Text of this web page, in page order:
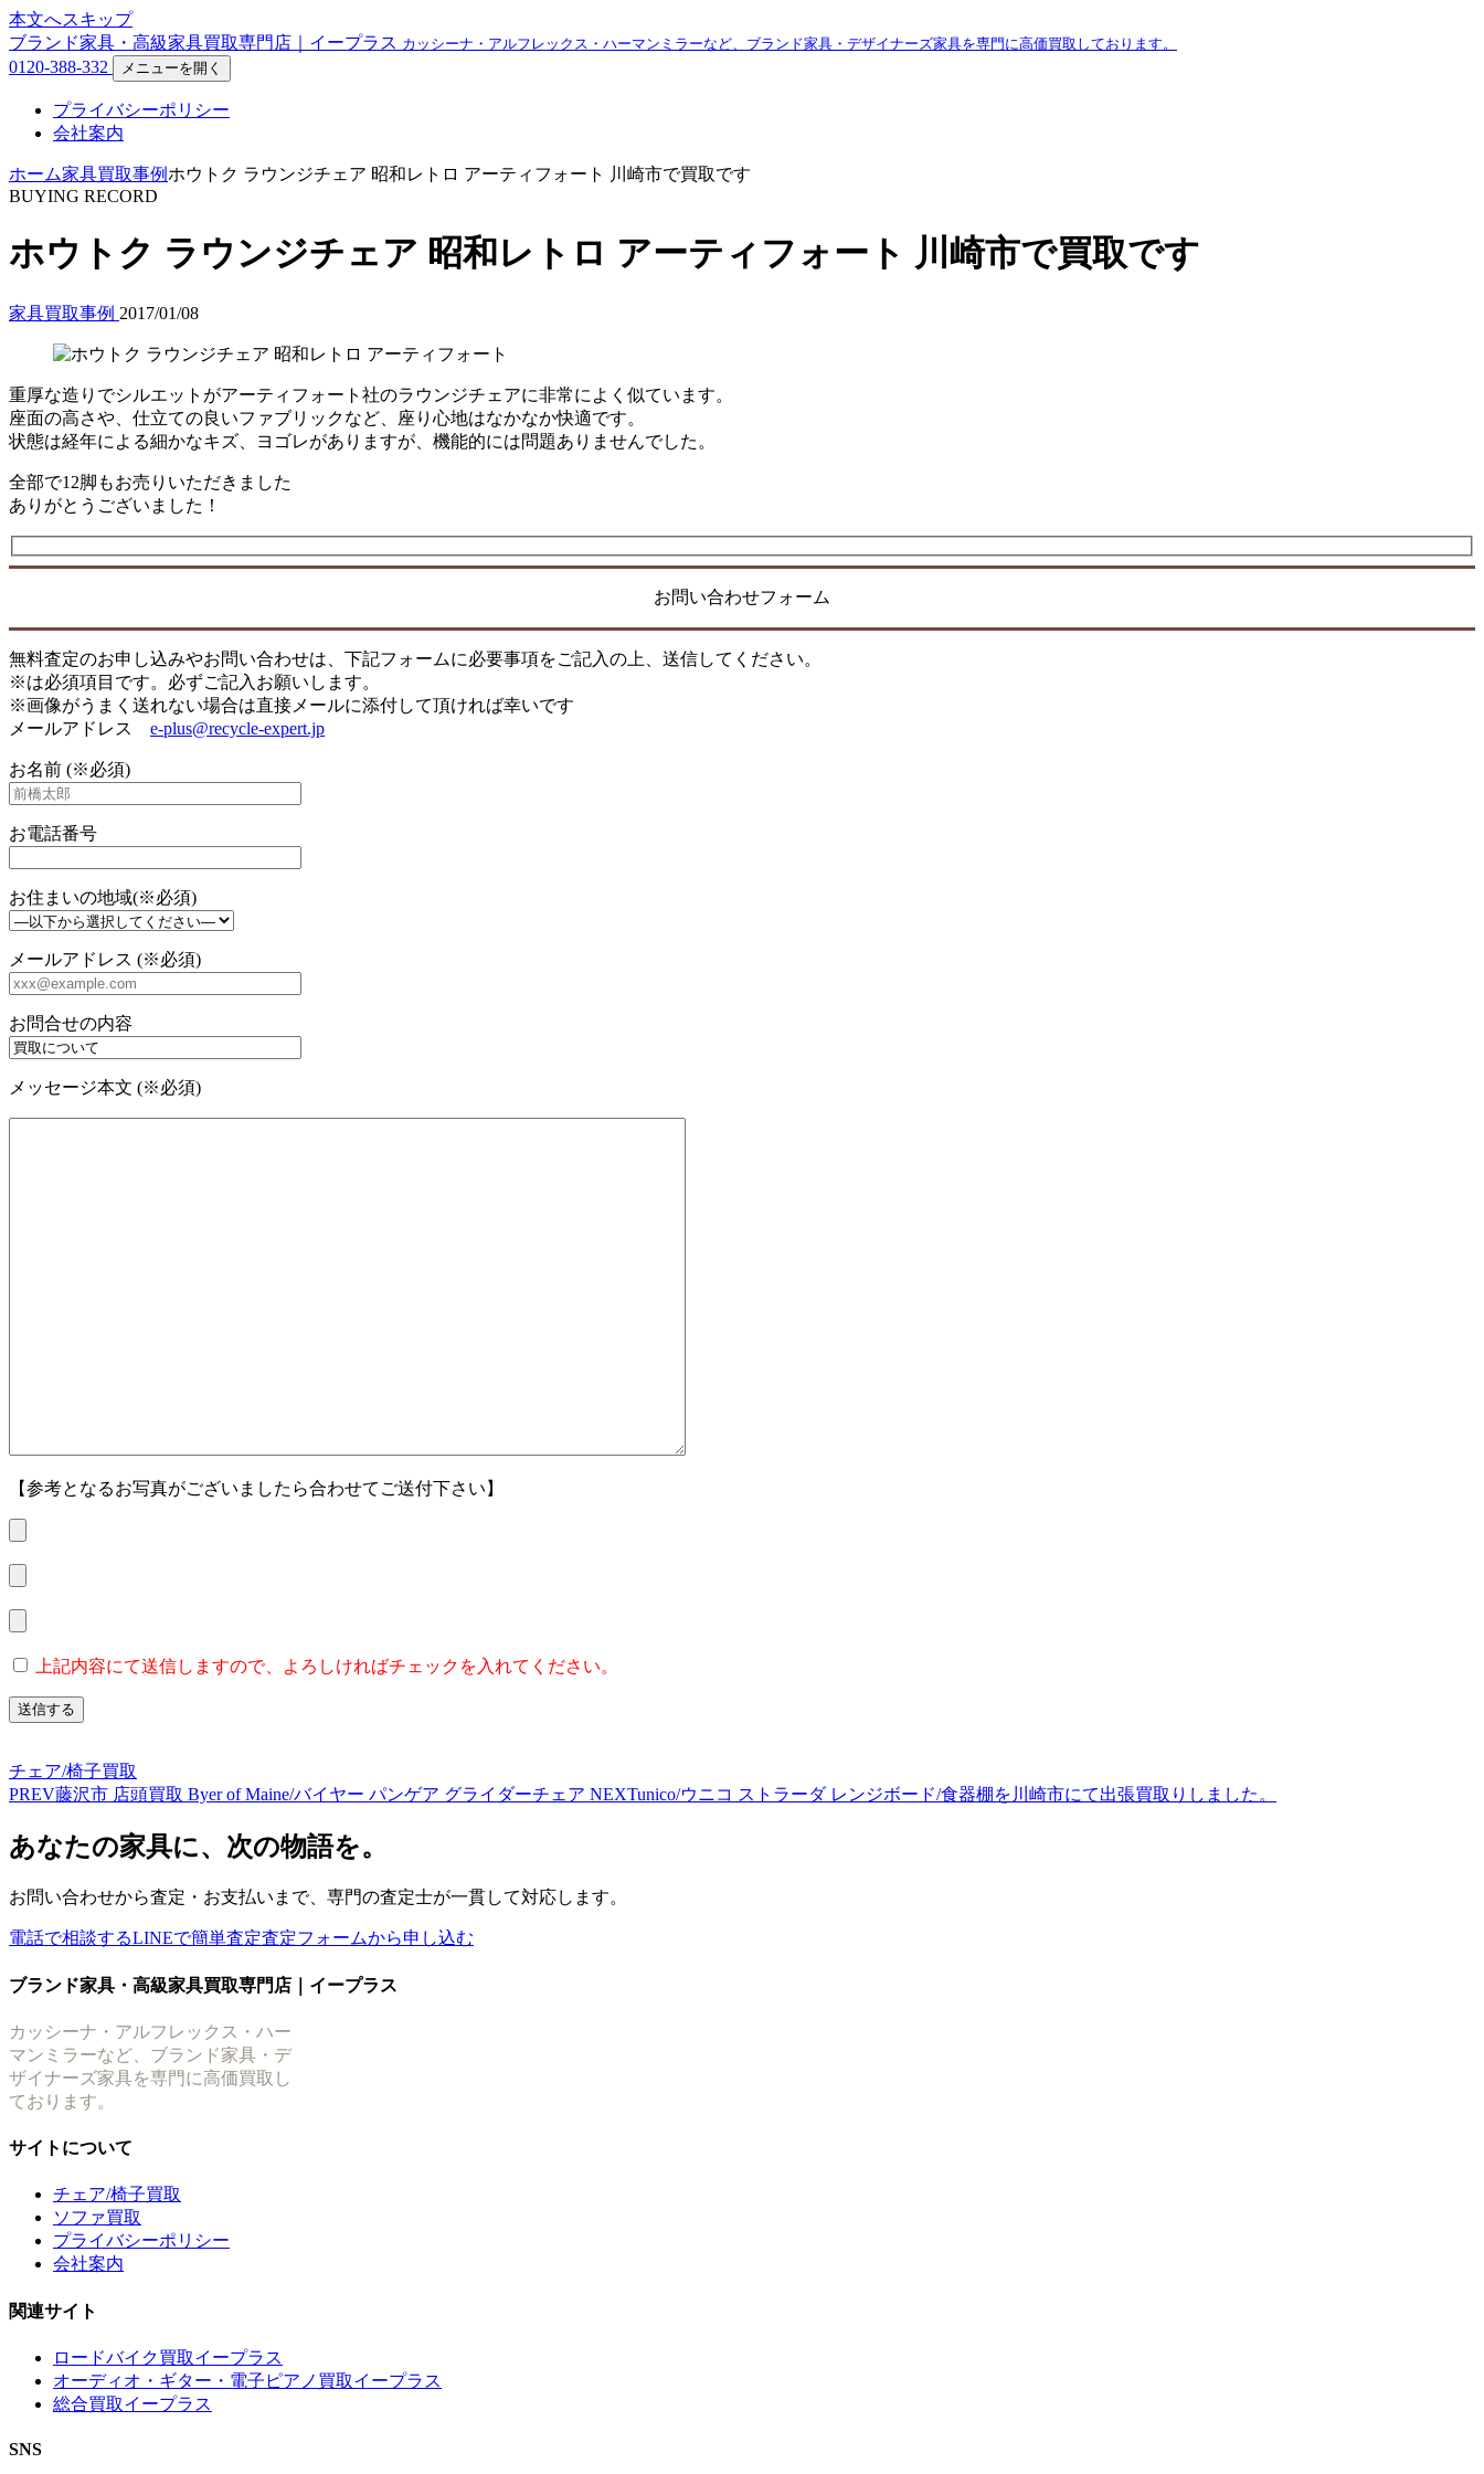
本文へスキップ
ブランド家具・高級家具買取専門店｜イープラス カッシーナ・アルフレックス・ハーマンミラーなど、ブランド家具・デザイナーズ家具を専門に高価買取しております。
0120-388-332 メニューを開く
プライバシーポリシー
会社案内
ホーム家具買取事例 ホウトク ラウンジチェア 昭和レトロ アーティフォート 川崎市で買取です
BUYING RECORD
ホウトク ラウンジチェア 昭和レトロ アーティフォート 川崎市で買取です
家具買取事例 2017/01/08
重厚な造りでシルエットがアーティフォート社のラウンジチェアに非常によく似ています。
座面の高さや、仕立ての良いファブリックなど、座り心地はなかなか快適です。
状態は経年による細かなキズ、ヨゴレがありますが、機能的には問題ありませんでした。
全部で12脚もお売りいただきました
ありがとうございました！
お問い合わせフォーム
無料査定のお申し込みやお問い合わせは、下記フォームに必要事項をご記入の上、送信してください。
※は必須項目です。必ずご記入お願いします。
※画像がうまく送れない場合は直接メールに添付して頂ければ幸いです
メールアドレス e-plus@recycle-expert.jp
お名前 (※必須)
お電話番号
お住まいの地域(※必須)
メールアドレス (※必須)
お問合せの内容
メッセージ本文 (※必須)
【参考となるお写真がございましたら合わせてご送付下さい】
上記内容にて送信しますので、よろしければチェックを入れてください。
チェア/椅子買取
PREV藤沢市 店頭買取 Byer of Maine/バイヤー パンゲア グライダーチェア NEXTunico/ウニコ ストラーダ レンジボード/食器棚を川崎市にて出張買取りしました。
あなたの家具に、次の物語を。
お問い合わせから査定・お支払いまで、専門の査定士が一貫して対応します。
電話で相談するLINEで簡単査定査定フォームから申し込む
ブランド家具・高級家具買取専門店｜イープラス
カッシーナ・アルフレックス・ハー
マンミラーなど、ブランド家具・デ
ザイナーズ家具を専門に高価買取し
ております。
サイトについて
チェア/椅子買取
ソファ買取
プライバシーポリシー
会社案内
関連サイト
ロードバイク買取イープラス
オーディオ・ギター・電子ピアノ買取イープラス
総合買取イープラス
SNS